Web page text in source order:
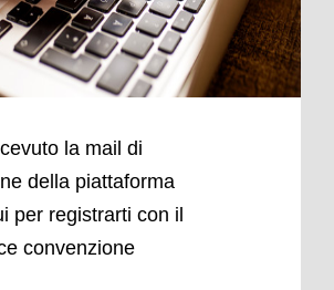
la mail di
della piattaforma
per registrarti con il
convenzione